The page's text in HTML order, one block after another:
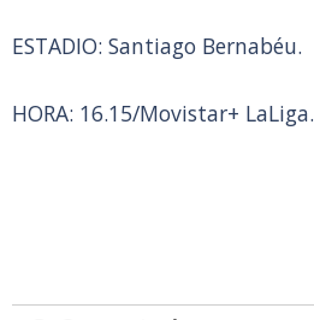
ESTADIO: Santiago Bernabéu.
HORA: 16.15/Movistar+ LaLiga.